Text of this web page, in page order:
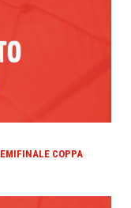
COPPA